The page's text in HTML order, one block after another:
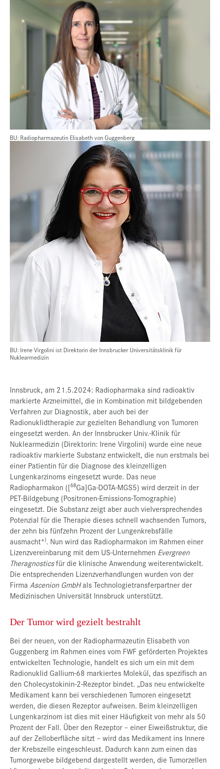
BU: Radiopharmazeutin Elisabeth von Guggenberg
BU: Irene Virgolini ist Direktorin der Innsbrucker Universitätsklinik für
Nuklearmedizin
Innsbruck, am 21.5.2024: Radiopharmaka sind radioaktiv
markierte Arzneimittel, die in Kombination mit bildgebenden
Verfahren zur Diagnostik, aber auch bei der
Radionuklidtherapie zur gezielten Behandlung von Tumoren
eingesetzt werden. An der Innsbrucker Univ.-Klinik für
Nuklearmedizin (Direktorin: Irene Virgolini) wurde eine neue
radioaktiv markierte Substanz entwickelt, die nun erstmals bei
einer Patientin für die Diagnose des kleinzelligen
Lungenkarzinoms eingesetzt wurde. Das neue
Radiopharmakon ([68Ga]Ga-DOTA-MGS5) wird derzeit in der
PET-Bildgebung (Positronen-Emissions-Tomographie)
eingesetzt. Die Substanz zeigt aber auch vielversprechendes
Potenzial für die Therapie dieses schnell wachsenden Tumors,
der zehn bis fünfzehn Prozent der Lungenkrebsfälle
ausmacht*). Nun wird das Radiopharmakon im Rahmen einer
Lizenzvereinbarung mit dem US-Unternehmen Evergreen
Theragnosticsfür die klinische Anwendung weiterentwickelt.
Die entsprechenden Lizenzverhandlungen wurden von der
Firma Ascenion GmbHals Technologietransferpartner der
Medizinischen Universität Innsbruck unterstützt.
Der Tumor wird gezielt bestrahlt
Bei der neuen, von der Radiopharmazeutin Elisabeth von
Guggenberg im Rahmen eines vom FWF geförderten Projektes
entwickelten Technologie, handelt es sich um ein mit dem
Radionuklid Gallium-68 markiertes Molekül, das spezifisch an
den Cholecystokinin-2-Rezeptor bindet. „Das neu entwickelte
Medikament kann bei verschiedenen Tumoren eingesetzt
werden, die diesen Rezeptor aufweisen. Beim kleinzelligen
Lungenkarzinom ist dies mit einer Häufigkeit von mehr als 50
Prozent der Fall. Über den Rezeptor – einer Eiweißstruktur, die
auf der Zelloberfläche sitzt – wird das Medikament ins Innere
der Krebszelle eingeschleust. Dadurch kann zum einen das
Tumorgewebe bildgebend dargestellt werden, die Tumorzellen